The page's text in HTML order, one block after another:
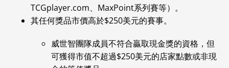
TCGplayer.com、MaxPoint系列賽等）。
其任何獎品市價高於$250美元的賽事。
威世智團隊成員不符合贏取現金獎的資格，但
可獲得市值不超過$250美元的店家點數或非現